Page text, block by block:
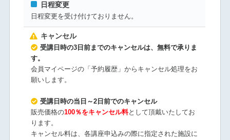
日程変更
日程変更を受け付けておりません。
キャンセル
受講日時の3日前までのキャンセルは、無料で承りま
す。
会員マイページの「予約履歴」からキャンセル処理をお
願いします。
受講日時の当日～2日前でのキャンセル
販売価格の100％をキャンセル料として頂戴いたしてお
ります。
キャンセル料は、各講座申込みの際に指定された施設に